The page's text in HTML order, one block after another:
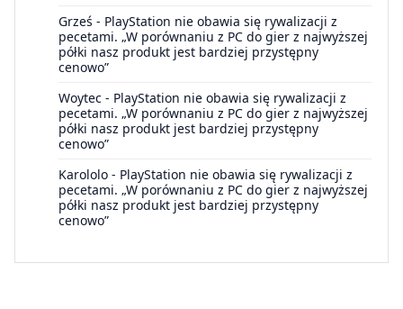
Grześ - PlayStation nie obawia się rywalizacji z
pecetami. „W porównaniu z PC do gier z najwyższej
półki nasz produkt jest bardziej przystępny
cenowo”
Woytec - PlayStation nie obawia się rywalizacji z
pecetami. „W porównaniu z PC do gier z najwyższej
półki nasz produkt jest bardziej przystępny
cenowo”
Karololo - PlayStation nie obawia się rywalizacji z
pecetami. „W porównaniu z PC do gier z najwyższej
półki nasz produkt jest bardziej przystępny
cenowo”